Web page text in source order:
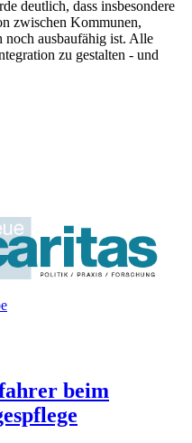
deutlich, dass insbesondere
zwischen Kommunen,
noch ausbaufähig ist. Alle
zu gestalten - und
beim